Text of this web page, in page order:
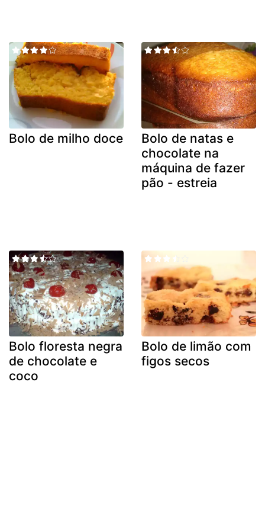
Bolo de milho doce
Bolo de natas e
chocolate na
máquina de fazer
pão - estreia
Bolo floresta negra
de chocolate e
coco
Bolo de limão com
figos secos